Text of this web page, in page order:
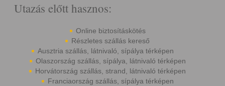
Utazás előtt hasznos:
Online biztosításkötés
Részletes szállás kereső
Ausztria szállás, látnivaló, sípálya térképen
Olaszország szállás, sípálya, látnivaló térképen
Horvátország szállás, strand, látnivaló térképen
Franciaország szállás, sípálya térképen